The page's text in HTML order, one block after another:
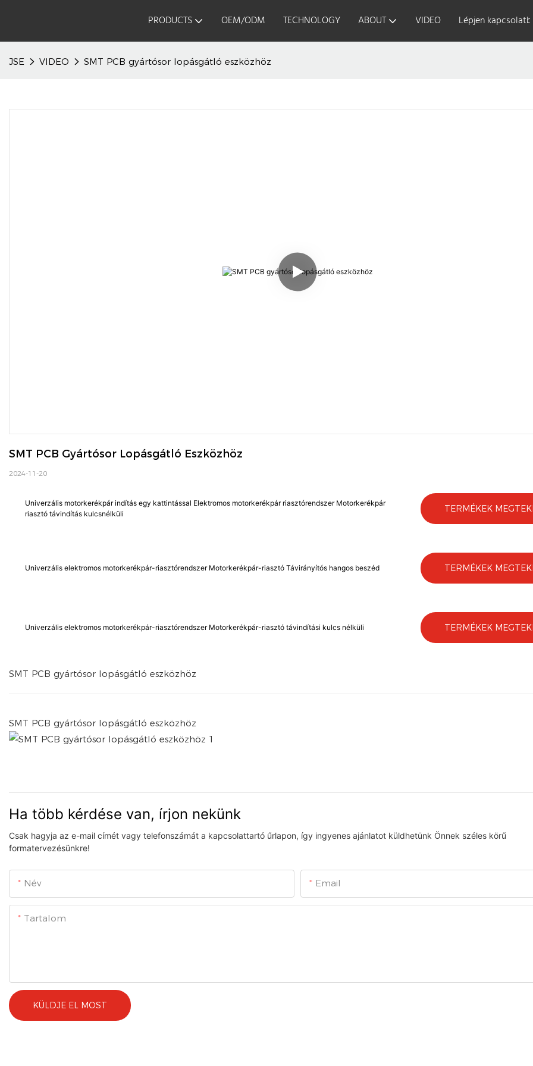
PRODUCTS OEM/ODM TECHNOLOGY ABOUT VIDEO Lépjen
JSE VIDEO SMT PCB gyártósor lopásgátló eszközhöz
SMT PCB Gyártósor Lopásgátló Eszközhöz
2024-11-20
Univerzális motorkerékpár indítás egy kattintással Elektromos motorkerékpár riasztórendszer Motorkerékpár
riasztó távindítás kulcsnélküli
TERMÉKEK
Univerzális elektromos motorkerékpár-riasztórendszer Motorkerékpár-riasztó Távirányítós hangos beszéd TERMÉKEK
Univerzális elektromos motorkerékpár-riasztórendszer Motorkerékpár-riasztó távindítási kulcs nélküli TERMÉKEK
SMT PCB gyártósor lopásgátló eszközhöz
SMT PCB gyártósor lopásgátló eszközhöz
Ha több kérdése van, írjon nekünk
Csak hagyja az e-mail címét vagy telefonszámát a kapcsolattartó űrlapon, így ingyenes ajánlatot küldhetünk Önnek széles körű
formatervezésünkre!
Név Email
Tartalom
KÜLDJE EL MOST